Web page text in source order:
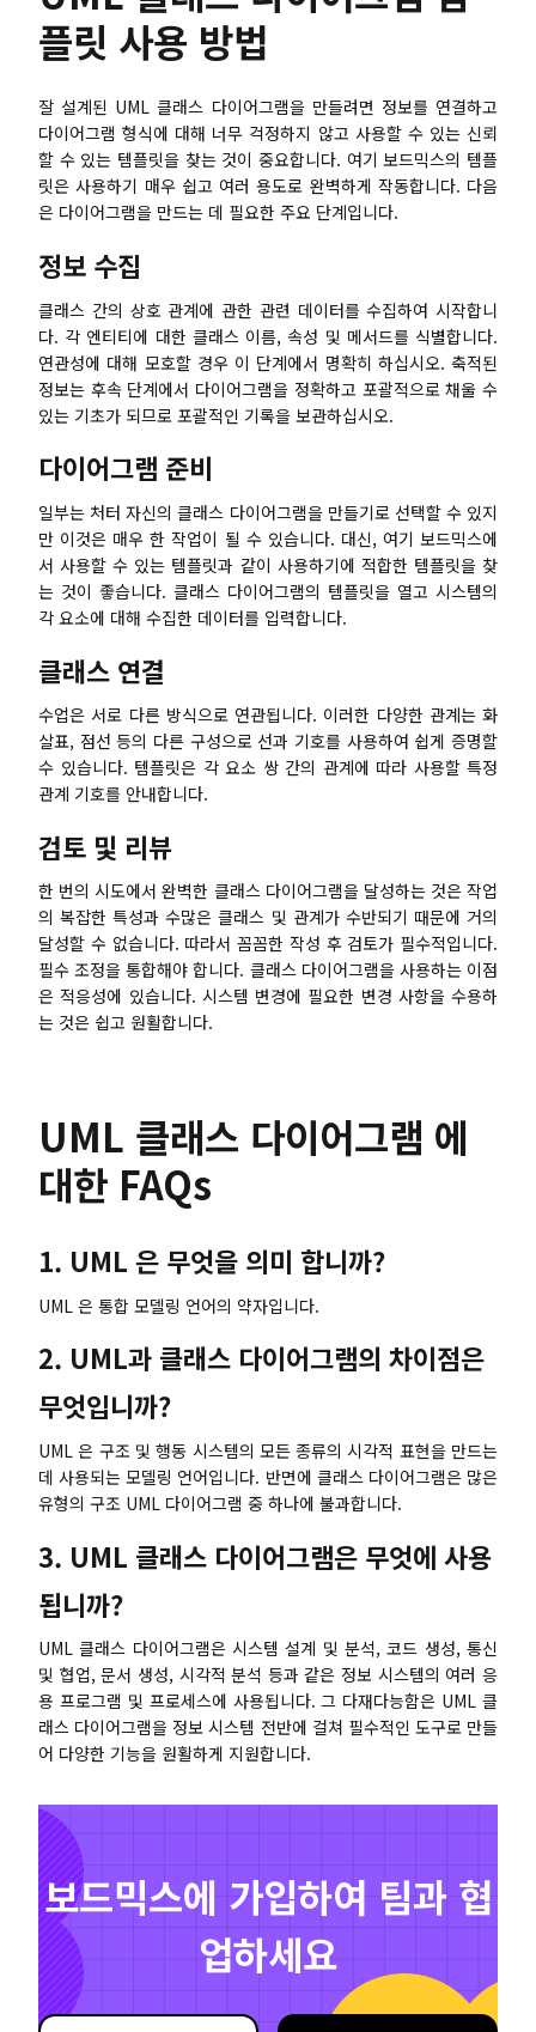
플릿 사용 방법
잘 설계된 UML 클래스 다이어그램을 만들려면 정보를 연결하고
다이어그램 형식에 대해 너무 걱정하지 않고 사용할 수 있는 신뢰
할 수 있는 템플릿을 찾는 것이 중요합니다. 여기 보드믹스의 템플
릿은 사용하기 매우 쉽고 여러 용도로 완벽하게 작동합니다. 다음
은 다이어그램을 만드는 데 필요한 주요 단계입니다.
정보 수집
클래스 간의 상호 관계에 관한 관련 데이터를 수집하여 시작합니
다. 각 엔티티에 대한 클래스 이름, 속성 및 메서드를 식별합니다.
연관성에 대해 모호할 경우 이 단계에서 명확히 하십시오. 축적된
정보는 후속 단계에서 다이어그램을 정확하고 포괄적으로 채울 수
있는 기초가 되므로 포괄적인 기록을 보관하십시오.
다이어그램 준비
일부는 처터 자신의 클래스 다이어그램을 만들기로 선택할 수 있지
만 이것은 매우 한 작업이 될 수 있습니다. 대신, 여기 보드믹스에
서 사용할 수 있는 템플릿과 같이 사용하기에 적합한 템플릿을 찾
는 것이 좋습니다. 클래스 다이어그램의 템플릿을 열고 시스템의
각 요소에 대해 수집한 데이터를 입력합니다.
클래스 연결
수업은 서로 다른 방식으로 연관됩니다. 이러한 다양한 관계는 화
살표, 점선 등의 다른 구성으로 선과 기호를 사용하여 쉽게 증명할
수 있습니다. 템플릿은 각 요소 쌍 간의 관계에 따라 사용할 특정
관계 기호를 안내합니다.
검토 및 리뷰
한 번의 시도에서 완벽한 클래스 다이어그램을 달성하는 것은 작업
의 복잡한 특성과 수많은 클래스 및 관계가 수반되기 때문에 거의
달성할 수 없습니다. 따라서 꼼꼼한 작성 후 검토가 필수적입니다.
필수 조정을 통합해야 합니다. 클래스 다이어그램을 사용하는 이점
은 적응성에 있습니다. 시스템 변경에 필요한 변경 사항을 수용하
는 것은 쉽고 원활합니다.
UML 클래스 다이어그램 에
대한 FAQs
1. UML 은 무엇을 의미 합니까?
UML 은 통합 모델링 언어의 약자입니다.
2. UML과 클래스 다이어그램의 차이점은
무엇입니까?
UML 은 구조 및 행동 시스템의 모든 종류의 시각적 표현을 만드는
데 사용되는 모델링 언어입니다. 반면에 클래스 다이어그램은 많은
유형의 구조 UML 다이어그램 중 하나에 불과합니다.
3. UML 클래스 다이어그램은 무엇에 사용
됩니까?
UML 클래스 다이어그램은 시스템 설계 및 분석, 코드 생성, 통신
및 협업, 문서 생성, 시각적 분석 등과 같은 정보 시스템의 여러 응
용 프로그램 및 프로세스에 사용됩니다. 그 다재다능함은 UML 클
래스 다이어그램을 정보 시스템 전반에 걸쳐 필수적인 도구로 만들
어 다양한 기능을 원활하게 지원합니다.
보드믹스에 가입하여 팀과 협
업하세요